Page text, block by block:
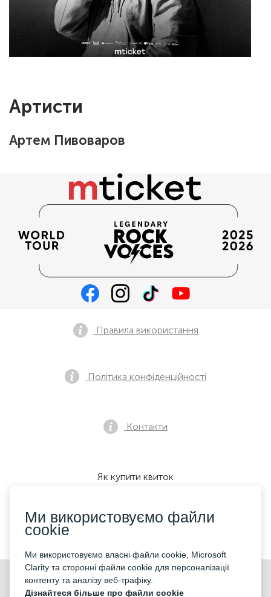
Артисти
Артем Пивоваров
©2026 «KONTRAMARKA OÜ» Всі права захищені
Правила використання
Політика конфіденційності
Контакти
Як купити квиток
Ми приймаємо:
Ми використовуємо файли
cookie
Ми використовуємо власні файли cookie, Microsoft
Clarity та сторонні файли cookie для персоналізації
контенту та аналізу веб-трафіку.
Дізнайтеся більше про файли cookie